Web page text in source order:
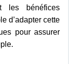
les bénéfices
d’adapter cette
pour assurer